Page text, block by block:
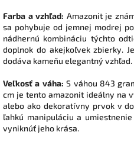
Farba a vzhľad: Amazonit je
sa pohybuje od jemnej modrej
nádhernú kombináciu týchto
doplnok do akejkoľvek zbierky.
dodáva kameňu elegantný vzhľad.
Veľkosť a váha: S váhou 843
cm je tento amazonit ideálny na
alebo ako dekoratívny prvok v
ľahkú manipuláciu a
vyniknúť jeho krása.